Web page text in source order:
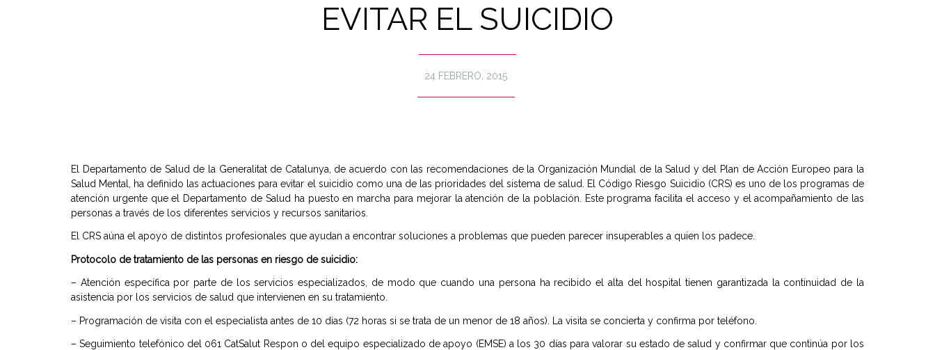
EVITAR EL SUICIDIO
24 FEBRERO, 2015
El Departamento de Salud de la Generalitat de Catalunya, de acuerdo con las recomendaciones de la Organización Mundial de la Salud y del Plan de Acción Europeo para la
Salud Mental, ha definido las actuaciones para evitar el suicidio como una de las prioridades del sistema de salud. El Código Riesgo Suicidio (CRS) es uno de los programas de
atención urgente que el Departamento de Salud ha puesto en marcha para mejorar la atención de la población. Este programa facilita el acceso y el acompañamiento de las
personas a través de los diferentes servicios y recursos sanitarios.
El CRS aúna el apoyo de distintos profesionales que ayudan a encontrar soluciones a problemas que pueden parecer insuperables a quien los padece.
Protocolo de tratamiento de las personas en riesgo de suicidio:
– Atención específica por parte de los servicios especializados, de modo que cuando una persona ha recibido el alta del hospital tienen garantizada la continuidad de la
asistencia por los servicios de salud que intervienen en su tratamiento.
– Programación de visita con el especialista antes de 10 días (72 horas si se trata de un menor de 18 años). La visita se concierta y confirma por teléfono.
– Seguimiento telefónico del 061 CatSalut Respon o del equipo especializado de apoyo (EMSE) a los 30 días para valorar su estado de salud y confirmar que continúa por los